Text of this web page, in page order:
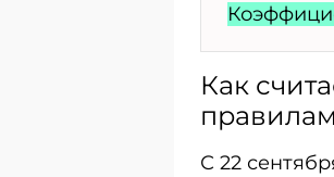
Как
С 22